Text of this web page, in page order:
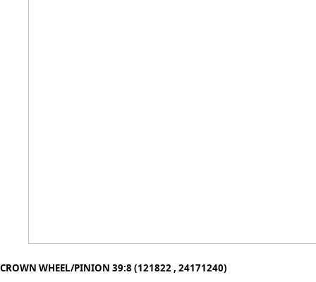
CROWN WHEEL/PINION 39:8 (121822 , 24171240)